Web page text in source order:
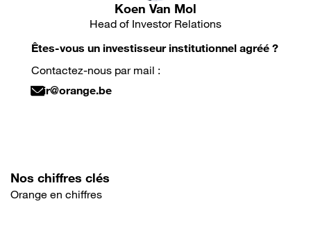
Koen Van Mol
Head of Investor Relations
Êtes-vous un investisseur institutionnel agréé ?
Contactez-nous par mail :
ir@orange.be
Nos chiffres clés
Orange en chiffres